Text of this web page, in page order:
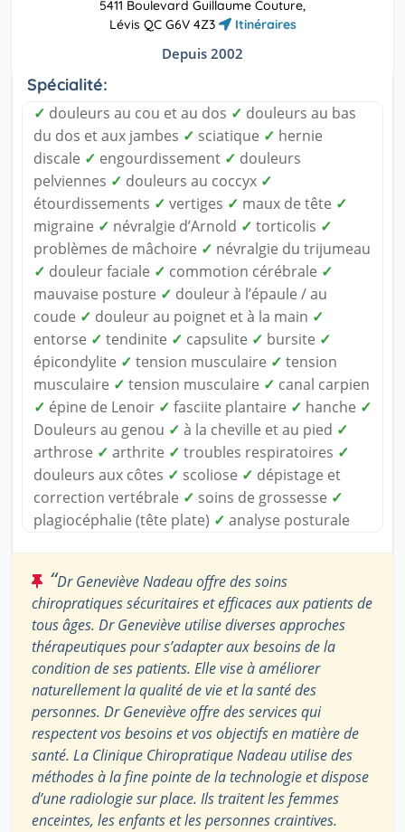
5411 Boulevard Guillaume Couture,
Lévis QC G6V 4Z3
Itinéraires
Depuis 2002
Spécialité:
✓ douleurs au cou et au dos ✓ douleurs au bas
du dos et aux jambes ✓ sciatique ✓ hernie
discale ✓ engourdissement ✓ douleurs
pelviennes ✓ douleurs au coccyx ✓
étourdissements ✓ vertiges ✓ maux de tête ✓
migraine ✓ névralgie d’Arnold ✓ torticolis ✓
problèmes de mâchoire ✓ névralgie du trijumeau
✓ douleur faciale ✓ commotion cérébrale ✓
mauvaise posture ✓ douleur à l’épaule / au
coude ✓ douleur au poignet et à la main ✓
entorse ✓ tendinite ✓ capsulite ✓ bursite ✓
épicondylite ✓ tension musculaire ✓ tension
musculaire ✓ tension musculaire ✓ canal carpien
✓ épine de Lenoir ✓ fasciite plantaire ✓ hanche ✓
Douleurs au genou ✓ à la cheville et au pied ✓
arthrose ✓ arthrite ✓ troubles respiratoires ✓
douleurs aux côtes ✓ scoliose ✓ dépistage et
correction vertébrale ✓ soins de grossesse ✓
plagiocéphalie (tête plate) ✓ analyse posturale
“Dr Geneviève Nadeau offre des soins
chiropratiques sécuritaires et efficaces aux patients de
tous âges. Dr Geneviève utilise diverses approches
thérapeutiques pour s’adapter aux besoins de la
condition de ses patients. Elle vise à améliorer
naturellement la qualité de vie et la santé des
personnes. Dr Geneviève offre des services qui
respectent vos besoins et vos objectifs en matière de
santé. La Clinique Chiropratique Nadeau utilise des
méthodes à la fine pointe de la technologie et dispose
d’une radiologie sur place. Ils traitent les femmes
enceintes, les enfants et les personnes craintives.